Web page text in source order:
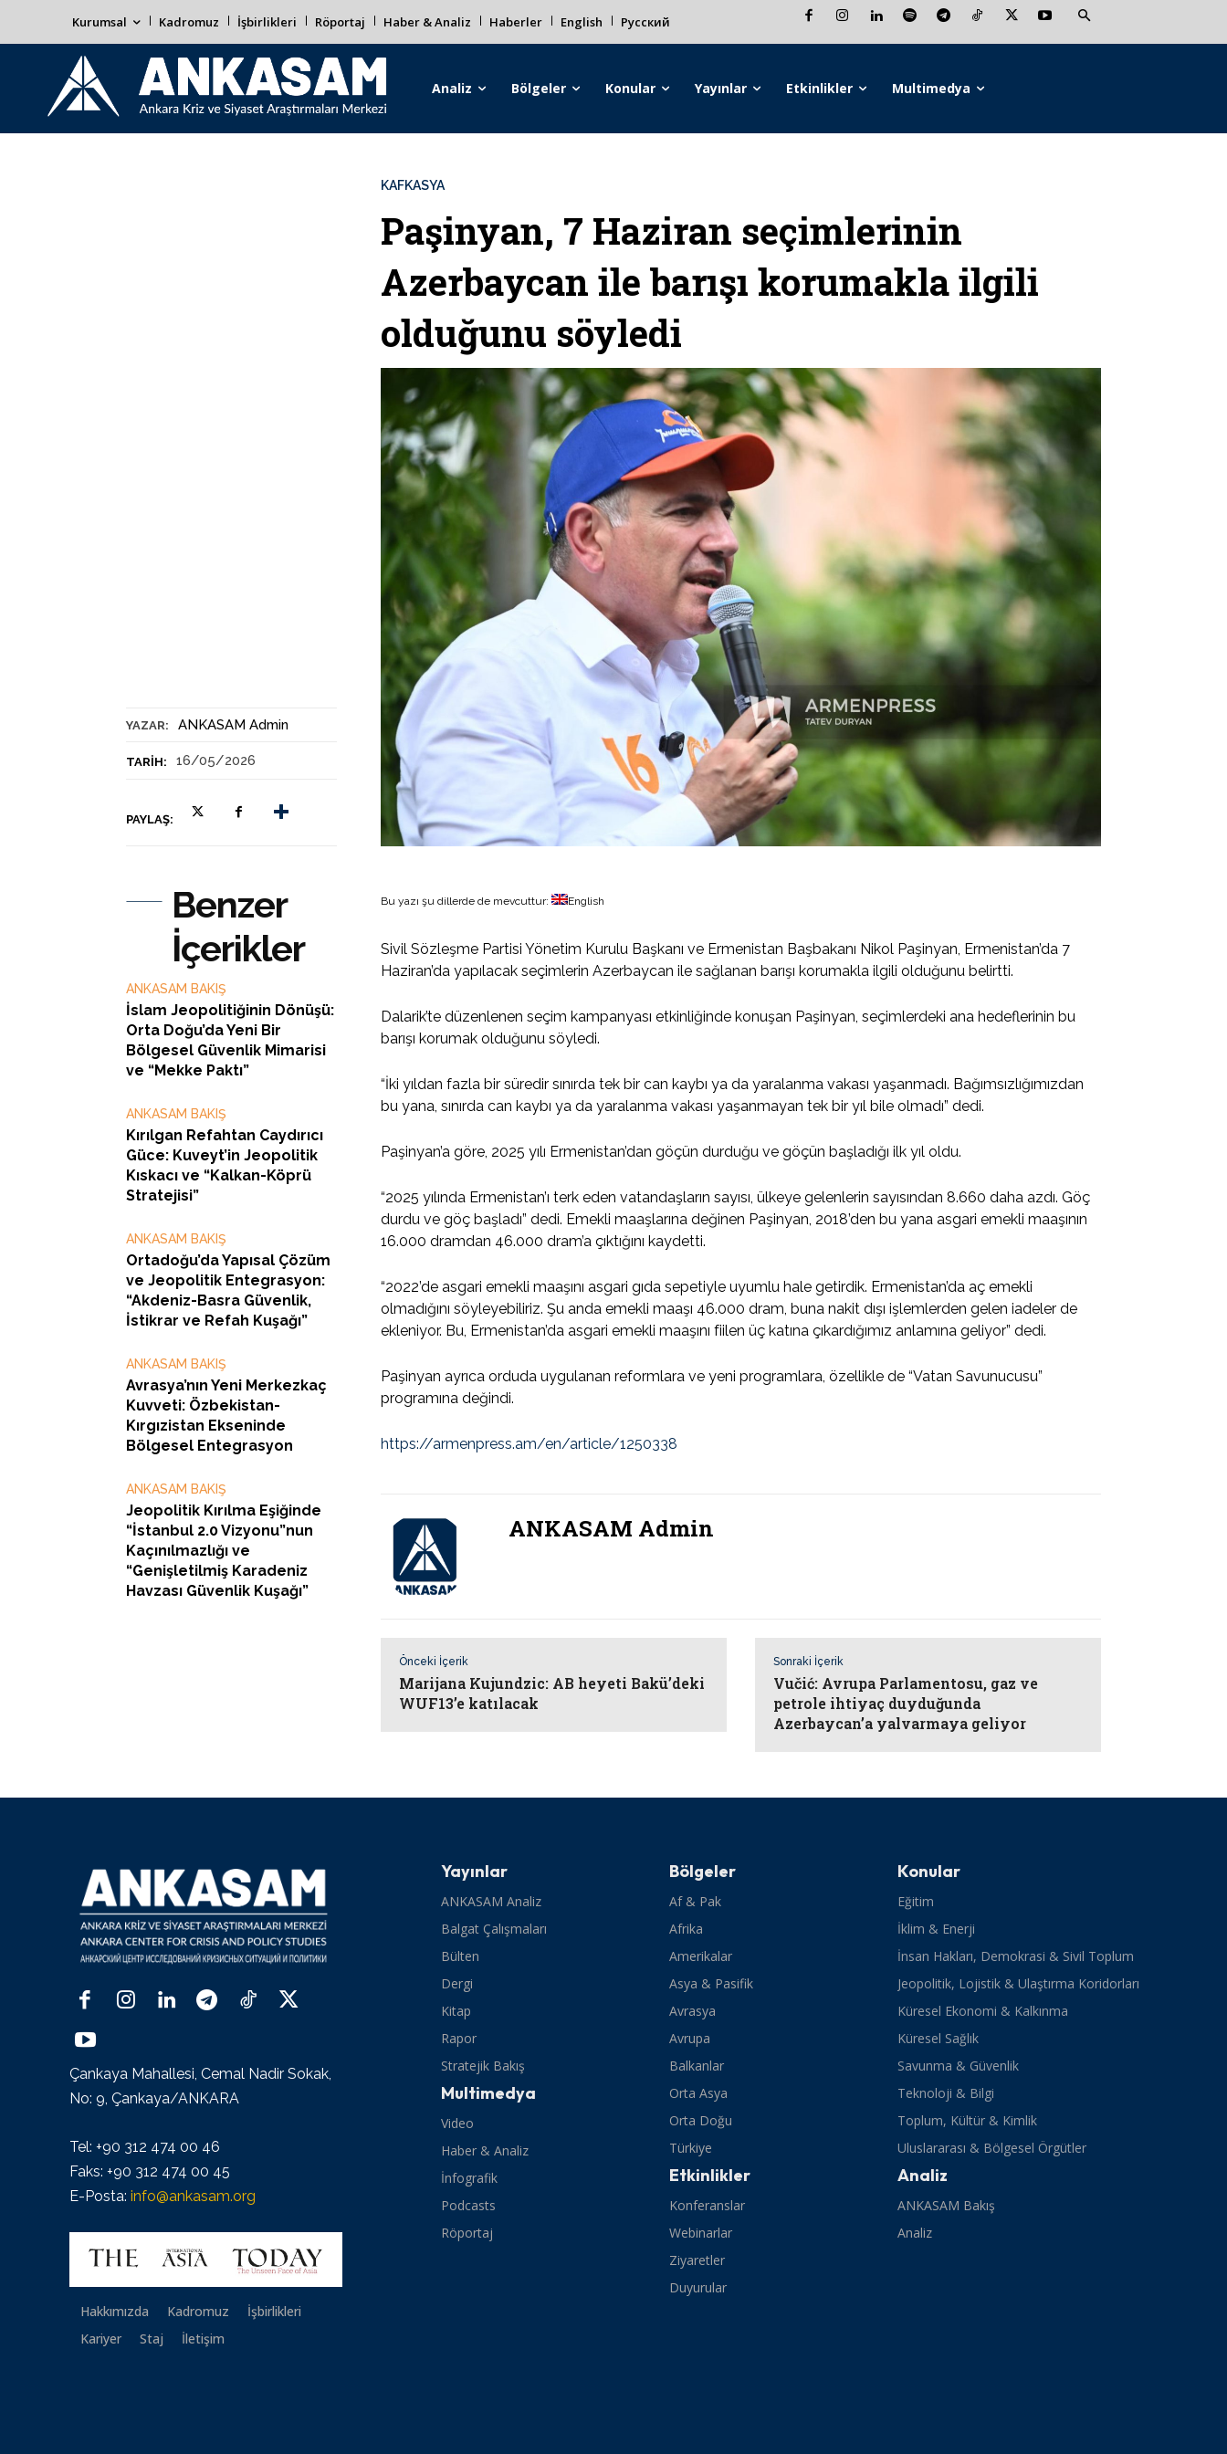
Kurumsal Kadromuz İşbirlikleri Röportaj Haber & Analiz Haberler English Русский
Analiz Bölgeler Konular Yayınlar Etkinlikler Multimedya
YAZAR: ANKASAM Admin
TARIH: 16/05/2026
PAYLAŞ:
KAFKASYA
Paşinyan, 7 Haziran seçimlerinin
Azerbaycan ile barışı korumakla ilgili
olduğunu söyledi
Benzer
İçerikler
ANKASAM BAKIŞ
İslam Jeopolitiğinin Dönüşü:
Orta Doğu’da Yeni Bir
Bölgesel Güvenlik Mimarisi
ve “Mekke Paktı”
ANKASAM BAKIŞ
Kırılgan Refahtan Caydırıcı
Güce: Kuveyt’in Jeopolitik
Kıskacı ve “Kalkan-Köprü
Stratejisi”
ANKASAM BAKIŞ
Ortadoğu’da Yapısal Çözüm
ve Jeopolitik Entegrasyon:
“Akdeniz-Basra Güvenlik,
İstikrar ve Refah Kuşağı”
ANKASAM BAKIŞ
Avrasya’nın Yeni Merkezkaç
Kuvveti: Özbekistan-
Kırgızistan Ekseninde
Bölgesel Entegrasyon
ANKASAM BAKIŞ
Jeopolitik Kırılma Eşiğinde
“İstanbul 2.0 Vizyonu”nun
Kaçınılmazlığı ve
“Genişletilmiş Karadeniz
Havzası Güvenlik Kuşağı”
Bu yazı şu dillerde de mevcuttur: English
Sivil Sözleşme Partisi Yönetim Kurulu Başkanı ve Ermenistan Başbakanı Nikol Paşinyan, Ermenistan’da 7
Haziran’da yapılacak seçimlerin Azerbaycan ile sağlanan barışı korumakla ilgili olduğunu belirtti.
Dalarik’te düzenlenen seçim kampanyası etkinliğinde konuşan Paşinyan, seçimlerdeki ana hedeflerinin bu
barışı korumak olduğunu söyledi.
“İki yıldan fazla bir süredir sınırda tek bir can kaybı ya da yaralanma vakası yaşanmadı. Bağımsızlığımızdan
bu yana, sınırda can kaybı ya da yaralanma vakası yaşanmayan tek bir yıl bile olmadı” dedi.
Paşinyan’a göre, 2025 yılı Ermenistan’dan göçün durduğu ve göçün başladığı ilk yıl oldu.
“2025 yılında Ermenistan’ı terk eden vatandaşların sayısı, ülkeye gelenlerin sayısından 8.660 daha azdı. Göç
durdu ve göç başladı” dedi. Emekli maaşlarına değinen Paşinyan, 2018’den bu yana asgari emekli maaşının
16.000 dramdan 46.000 dram’a çıktığını kaydetti.
“2022’de asgari emekli maaşını asgari gıda sepetiyle uyumlu hale getirdik. Ermenistan’da aç emekli
olmadığını söyleyebiliriz. Şu anda emekli maaşı 46.000 dram, buna nakit dışı işlemlerden gelen iadeler de
ekleniyor. Bu, Ermenistan’da asgari emekli maaşını fiilen üç katına çıkardığımız anlamına geliyor” dedi.
Paşinyan ayrıca orduda uygulanan reformlara ve yeni programlara, özellikle de “Vatan Savunucusu”
programına değindi.
https://armenpress.am/en/article/1250338
ANKASAM Admin
Önceki İçerik
Marijana Kujundzic: AB heyeti Bakü’deki
WUF13’e katılacak
Sonraki İçerik
Vučić: Avrupa Parlamentosu, gaz ve
petrole ihtiyaç duyduğunda
Azerbaycan’a yalvarmaya geliyor
Çankaya Mahallesi, Cemal Nadir Sokak,
No: 9, Çankaya/ANKARA
Tel: +90 312 474 00 46
Faks: +90 312 474 00 45
E-Posta: info@ankasam.org
Hakkımızda Kadromuz
İşbirlikleri
Kariyer
Staj İletişim
Yayınlar
ANKASAM Analiz
Balgat Çalışmaları
Bülten
Dergi
Kitap
Rapor
Stratejik Bakış
Multimedya
Video
Haber & Analiz
İnfografik
Podcasts
Röportaj
Bölgeler
Af & Pak
Afrika
Amerikalar
Asya & Pasifik
Avrasya
Avrupa
Balkanlar
Orta Asya
Orta Doğu
Türkiye
Etkinlikler
Konferanslar
Webinarlar
Ziyaretler
Duyurular
Konular
Eğitim
İklim & Enerji
İnsan Hakları, Demokrasi & Sivil Toplum
Jeopolitik, Lojistik & Ulaştırma Koridorları
Küresel Ekonomi & Kalkınma
Küresel Sağlık
Savunma & Güvenlik
Teknoloji & Bilgi
Toplum, Kültür & Kimlik
Uluslararası & Bölgesel Örgütler
Analiz
ANKASAM Bakış
Analiz